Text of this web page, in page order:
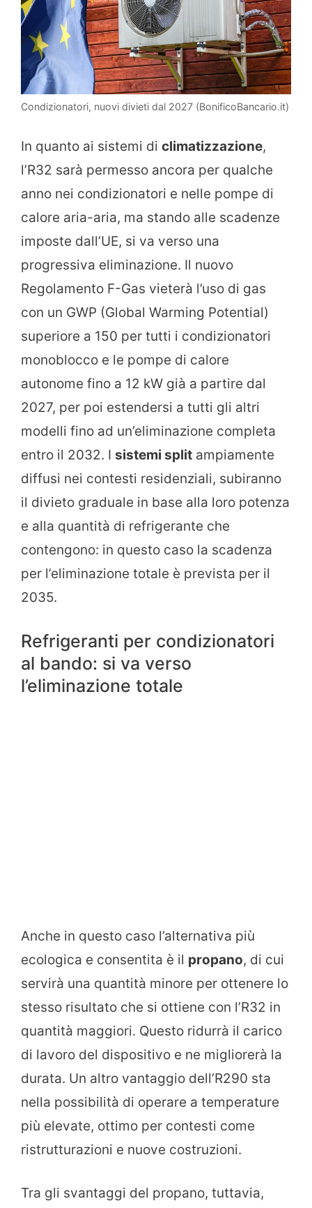
Condizionatori, nuovi divieti dal 2027 (BonificoBancario.it)
In quanto ai sistemi di climatizzazione,
l’R32 sarà permesso ancora per qualche
anno nei condizionatori e nelle pompe di
calore aria-aria, ma stando alle scadenze
imposte dall’UE, si va verso una
progressiva eliminazione. Il nuovo
Regolamento F-Gas vieterà l’uso di gas
con un GWP (Global Warming Potential)
superiore a 150 per tutti i condizionatori
monoblocco e le pompe di calore
autonome fino a 12 kW già a partire dal
2027, per poi estendersi a tutti gli altri
modelli fino ad un’eliminazione completa
entro il 2032. I sistemi split ampiamente
diffusi nei contesti residenziali, subiranno
il divieto graduale in base alla loro potenza
e alla quantità di refrigerante che
contengono: in questo caso la scadenza
per l’eliminazione totale è prevista per il
2035.
Refrigeranti per condizionatori
al bando: si va verso
l’eliminazione totale
Anche in questo caso l’alternativa più
ecologica e consentita è il propano, di cui
servirà una quantità minore per ottenere lo
stesso risultato che si ottiene con l’R32 in
quantità maggiori. Questo ridurrà il carico
di lavoro del dispositivo e ne migliorerà la
durata. Un altro vantaggio dell’R290 sta
nella possibilità di operare a temperature
più elevate, ottimo per contesti come
ristrutturazioni e nuove costruzioni.
Tra gli svantaggi del propano, tuttavia,